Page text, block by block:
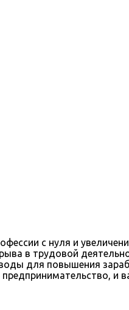
с нуля и
в трудовой
для повышения
и